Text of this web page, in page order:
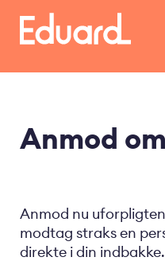
hovedindhold
Anmod
Anmod nu
modtag straks en
direkte i din